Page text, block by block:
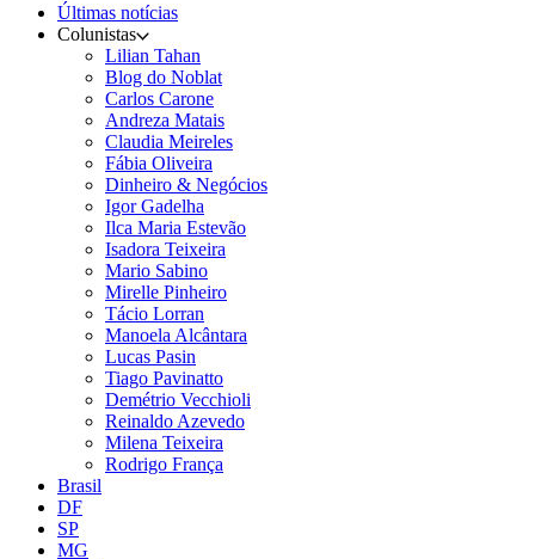
Últimas notícias
Colunistas
Lilian Tahan
Blog do Noblat
Carlos Carone
Andreza Matais
Claudia Meireles
Fábia Oliveira
Dinheiro & Negócios
Igor Gadelha
Ilca Maria Estevão
Isadora Teixeira
Mario Sabino
Mirelle Pinheiro
Tácio Lorran
Manoela Alcântara
Lucas Pasin
Tiago Pavinatto
Demétrio Vecchioli
Reinaldo Azevedo
Milena Teixeira
Rodrigo França
Brasil
DF
SP
MG